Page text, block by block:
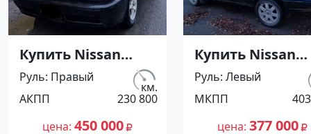
Купить Nissan
Sunny '1991 АКПП
(1400/75 л.с.)
Бензин инжектор
Мостовской цвет
км.
230 800
Руль Правый
АКПП
цена 450 000
Купить Nissan
Санни '1995
(1400/90 л.с.)
Бензин
карбюратор
Руль Левый
МКПП
цена 377 000